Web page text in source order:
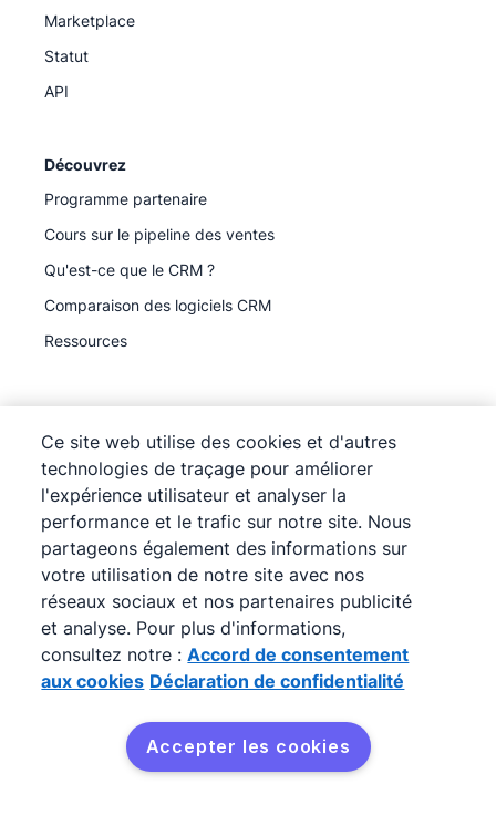
Marketplace
Statut
API
Découvrez
Programme partenaire
Cours sur le pipeline des ventes
Qu'est-ce que le CRM ?
Comparaison des logiciels CRM
Ressources
Base de connaissances
Académie
Assistance Disponible maintenant)
©2026Pipedrive
Pipedrive
Conditions d'utilisation
Accord de consentement aux cookies
Préférences de cookies
Ce site web utilise des cookies et d'autres
technologies de traçage pour améliorer
l'expérience utilisateur et analyser la
performance et le trafic sur notre site. Nous
partageons également des informations sur
votre utilisation de notre site avec nos
réseaux sociaux et nos partenaires publicité
et analyse. Pour plus d'informations,
consultez notre : Accord de consentement
aux cookies Déclaration de confidentialité
Accepter les cookies